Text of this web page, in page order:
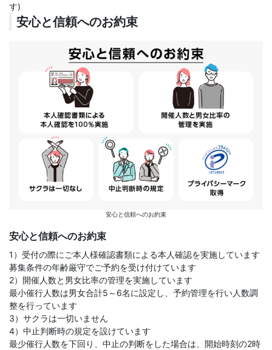
す)
安心と信頼へのお約束
安心と信頼へのお約束
安心と信頼へのお約束
1）受付の際にご本人様確認書類による本人確認を実施しています
募集条件の年齢厳守でご予約を受け付けています
2）開催人数と男女比率の管理を実施しています
最小催行人数は男女合計5～6名に設定し、予約管理を行い人数調
整を行っています
3）サクラは一切いません
4）中止判断時の規定を設けています
最少催行人数を下回り、中止の判断をした場合は、開始時刻の2時